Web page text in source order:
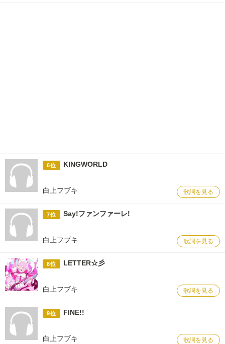
6位 KINGWORLD
白上フブキ 歌詞を見る
7位 Say!ファンファーレ!
白上フブキ 歌詞を見る
8位 LETTER☆彡
白上フブキ 歌詞を見る
9位 FINE!!
白上フブキ 歌詞を見る